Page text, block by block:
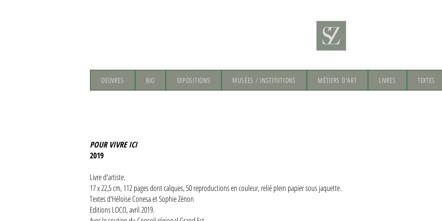
OEUVRES BIO EXPOSITIONS MUSÉES / INSTITUTIONS MÉTIERS D'ART LIVRES TEXTES
POUR VIVRE ICI
2019
Livre d'artiste.
17 x 22,5 cm, 112 pages dont calques, 50 reproductions en couleur, relié plein papier sous jaquette.
Textes d'Héloïse Conesa et Sophie Zénon
Editions LOCO, avril 2019.